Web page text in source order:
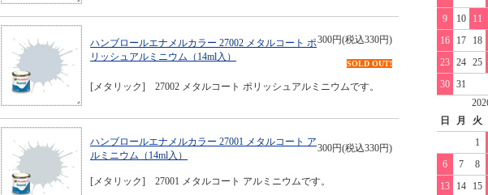
ハンブロールエナメルカラー 27002 メタルコート ポ
リッシュアルミニウム（14ml入）
300円(税込330円)
SOLD OUT!
[メタリック] 27002 メタルコート ポリッシュアルミニウムです。
ハンブロールエナメルカラー 27001 メタルコート ア
ルミニウム（14ml入）
300円(税込330円)
[メタリック] 27001 メタルコート アルミニウムです。
9
10 11
16
17 18
23
24 25
30
31
日
月 火
1
6
7 8
13
14 15